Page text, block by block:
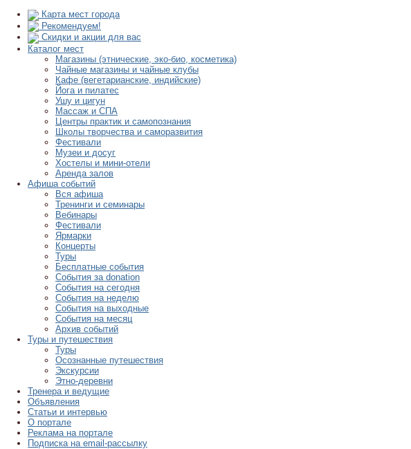
Карта мест города
Рекомендуем!
Скидки и акции для вас
Каталог мест
Магазины (этнические, эко-био, косметика)
Чайные магазины и чайные клубы
Кафе (вегетарианские, индийские)
Йога и пилатес
Ушу и цигун
Массаж и СПА
Центры практик и самопознания
Школы творчества и саморазвития
Фестивали
Музеи и досуг
Хостелы и мини-отели
Аренда залов
Афиша событий
Вся афиша
Тренинги и семинары
Вебинары
Фестивали
Ярмарки
Концерты
Туры
Бесплатные события
События за donation
События на сегодня
События на неделю
События на выходные
События на месяц
Архив событий
Туры и путешествия
Туры
Осознанные путешествия
Экскурсии
Этно-деревни
Тренера и ведущие
Объявления
Статьи и интервью
О портале
Реклама на портале
Подписка на email-рассылку